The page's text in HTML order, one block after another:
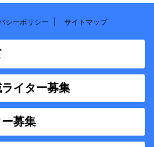
シーポリシー サイトマップ
イター募集
募集